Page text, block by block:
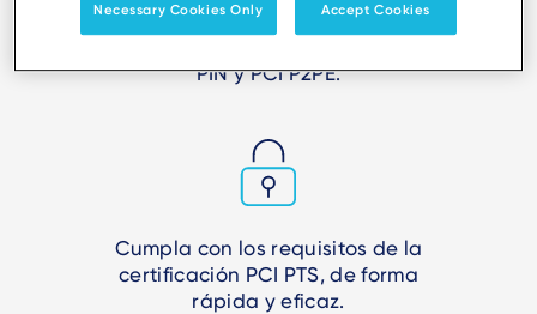
PIN y PCI P2PE.
Cumpla con los requisitos de la
certificación PCI PTS, de forma
rápida y eficaz.
Necessary Cookies Only Accept Cookies